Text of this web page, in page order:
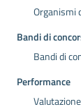
Organismi
Bandi di
Bandi di
Performance